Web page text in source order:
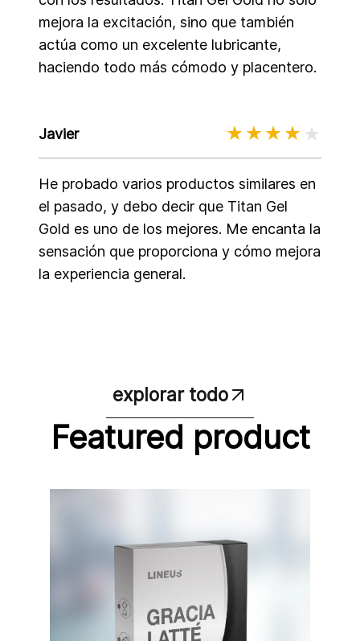
mejora la excitación, sino que también
actúa como un excelente lubricante,
haciendo todo más cómodo y placentero.
Javier
He probado varios productos similares en
el pasado, y debo decir que Titan Gel
Gold es uno de los mejores. Me encanta la
sensación que proporciona y cómo mejora
la experiencia general.
Featured product
explorar todo